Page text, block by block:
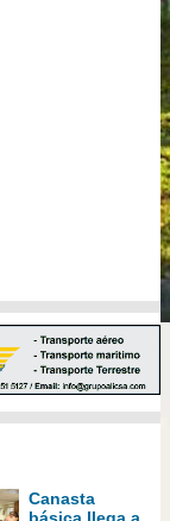
Canasta